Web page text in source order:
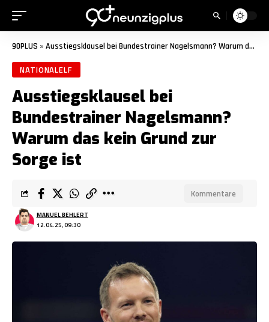
90PLUS » Ausstiegsklausel bei Bundestrainer Nagelsmann? Warum das kein Grund zur Sorge ist
NATIONALELF
Ausstiegsklausel bei
Bundestrainer Nagelsmann?
Warum das kein Grund zur
Sorge ist
12.04.25, 09:30
MANUEL BEHLERT
Kommentare